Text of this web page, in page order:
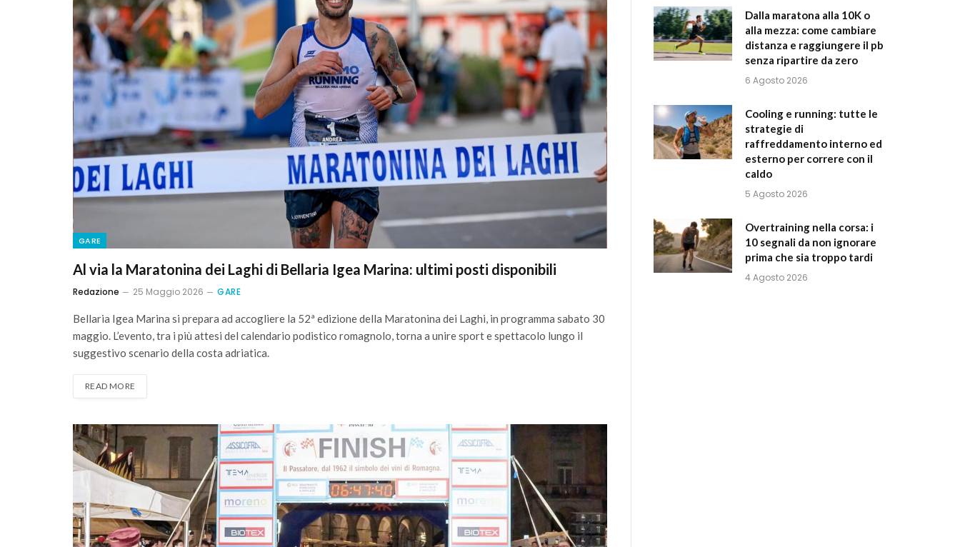
GARE
Al via la Maratonina dei Laghi di Bellaria Igea Marina: ultimi posti disponibili
Redazione 25 Maggio 2026 GARE
Bellaria Igea Marina si prepara ad accogliere la 52ª edizione della Maratonina dei Laghi, in programma sabato 30
maggio. L’evento, tra i più attesi del calendario podistico romagnolo, torna a unire sport e spettacolo lungo il
suggestivo scenario della costa adriatica.
READ MORE
Dalla maratona alla 10K o
alla mezza: come cambiare
distanza e raggiungere il pb
senza ripartire da zero
6 Agosto 2026
Cooling e running: tutte le
strategie di
raffreddamento interno ed
esterno per correre con il
caldo
5 Agosto 2026
Overtraining nella corsa: i
10 segnali da non ignorare
prima che sia troppo tardi
4 Agosto 2026